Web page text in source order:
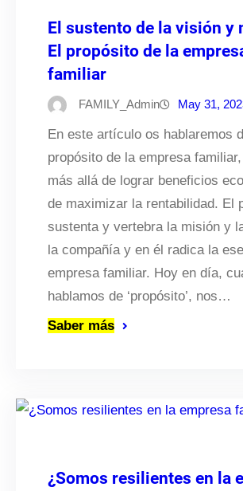
El sustento de la visión y
El propósito de la
familiar
FAMILY_Admin May 31,
En este artículo os hablaremos
propósito de la empresa
más allá de lograr beneficios
de maximizar la rentabilidad. El
sustenta y vertebra la misión y
la compañía y en él radica la
empresa familiar. Hoy en día,
hablamos de ‘propósito’, nos…
Saber más
¿Somos resilientes en la